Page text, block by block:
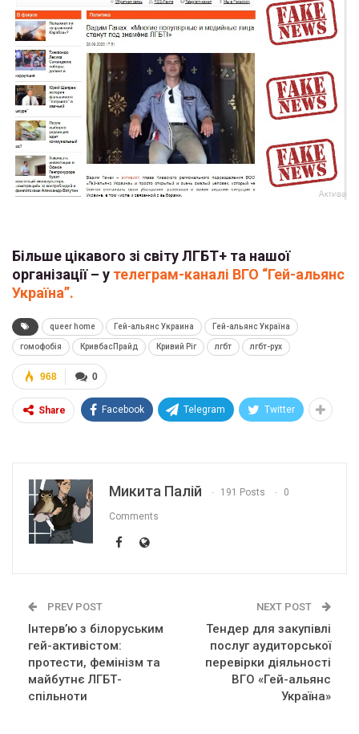
Більше цікавого зі світу ЛГБТ+ та нашої
організації – у телеграм-каналі ВГО “Гей-альянс
Україна”.
queer home Гей-альянс Украина Гей-альянс Україна
гомофобія КривбасПрайд Кривий Ріг лгбт лгбт-рух
0
968
Share Facebook Telegram Twitter
Микита Палій 191 Posts 0
Comments
PREV POST
Інтерв’ю з білоруським
гей-активістом:
протести, фемінізм та
майбутнє ЛГБТ-
спільноти
NEXT POST
Тендер для закупівлі
послуг аудиторської
перевірки діяльності
ВГО «Гей-альянс
Україна»